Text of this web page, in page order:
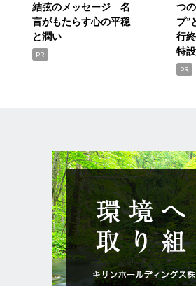
結弦のメッセージ 名
言がもたらす心の平穏
と潤い
PR
つ
プ”
行
特
PR